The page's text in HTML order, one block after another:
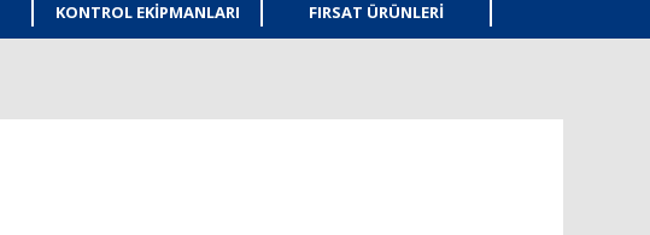
KONTROL EKIPMANLARI FIRSAT ÜRÜNLERI